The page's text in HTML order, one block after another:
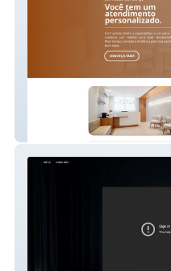
Clinique Renoir